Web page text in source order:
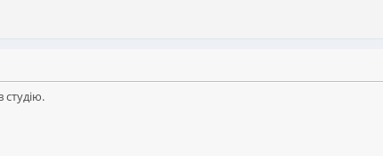
студію.